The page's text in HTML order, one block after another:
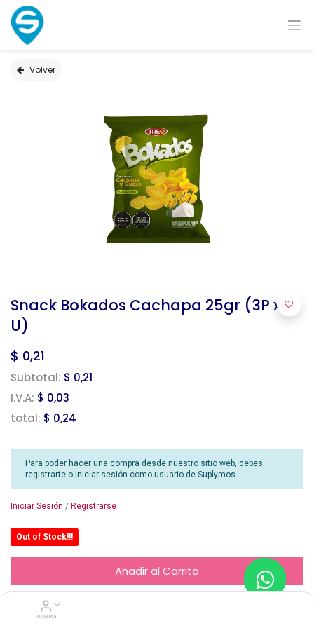
Mi cuenta
Volver
Snack Bokados Cachapa 25gr (3P x 18
U)
$ 0,21
Subtotal: $ 0,21
I.V.A: $ 0,03
total: $ 0,24
Para poder hacer una compra desde nuestro sitio web, debes
registrarte o iniciar sesión como usuario de Suplymos
Iniciar Sesión / Registrarse
Out of Stock!!!
Añadir al Carrito